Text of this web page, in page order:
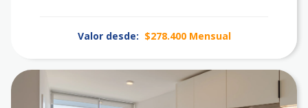
Valor desde: $278.400 Mensual